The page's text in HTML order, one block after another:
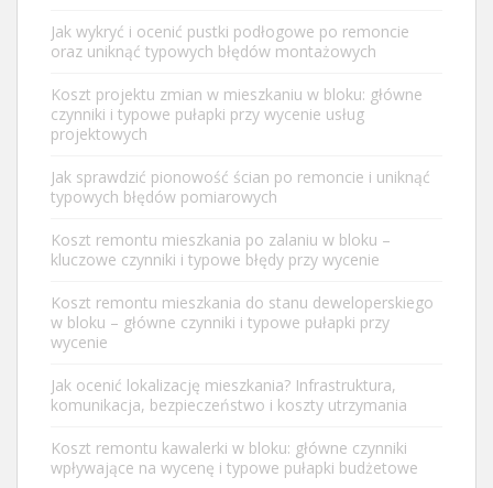
Jak wykryć i ocenić pustki podłogowe po remoncie
oraz uniknąć typowych błędów montażowych
Koszt projektu zmian w mieszkaniu w bloku: główne
czynniki i typowe pułapki przy wycenie usług
projektowych
Jak sprawdzić pionowość ścian po remoncie i uniknąć
typowych błędów pomiarowych
Koszt remontu mieszkania po zalaniu w bloku –
kluczowe czynniki i typowe błędy przy wycenie
Koszt remontu mieszkania do stanu deweloperskiego
w bloku – główne czynniki i typowe pułapki przy
wycenie
Jak ocenić lokalizację mieszkania? Infrastruktura,
komunikacja, bezpieczeństwo i koszty utrzymania
Koszt remontu kawalerki w bloku: główne czynniki
wpływające na wycenę i typowe pułapki budżetowe